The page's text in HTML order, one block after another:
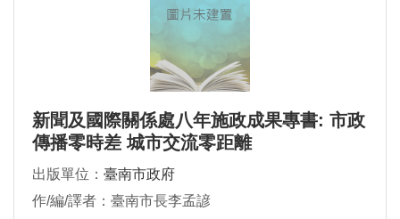
新聞及國際關係處八年施政成果專書: 市政
傳播零時差 城市交流零距離
出版單位： 臺南市政府
作/編/譯者：臺南市長李孟諺